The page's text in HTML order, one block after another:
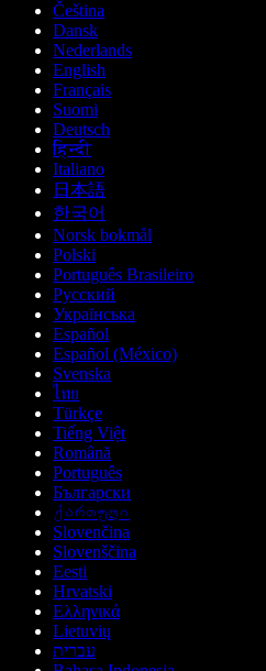
Čeština
Dansk
Nederlands
English
Français
Suomi
Deutsch
हिन्दी
Italiano
日本語
한국어
Norsk bokmål
Polski
Português Brasileiro
Русский
Українська
Español
Español (México)
Svenska
ไทย
Türkçe
Tiếng Việt
Română
Português
Български
ქართული
Slovenčina
Slovenščina
Eesti
Hrvatski
Ελληνικά
Lietuvių
עברית